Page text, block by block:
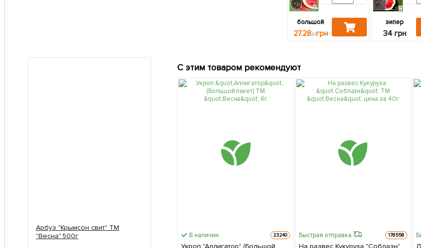
большой
27.2831грн
зипер
34 грн
Арбуз "Крымсон свит" ТМ
"Весна" 500г
С этим товаром рекомендуют
В наличии. 23240
Укроп "Аллигатор" (Большой
Быстрая отправка 178558
На развес Кукуруза "Соблазн"